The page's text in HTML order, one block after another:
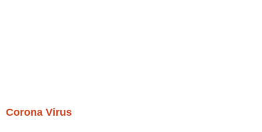
Corona Virus